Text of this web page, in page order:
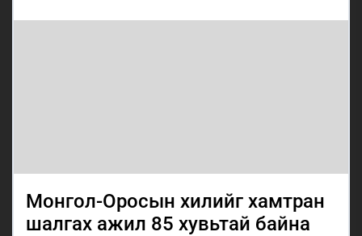
Монгол-Оросын хилийг хамтран
шалгах ажил 85 хувьтай байна